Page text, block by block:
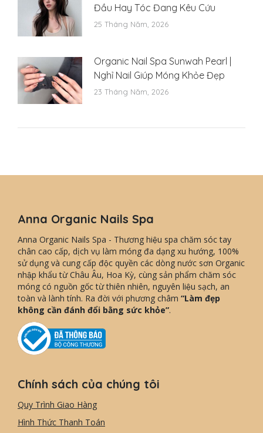
Đầu Hay Tóc Đang Kêu Cứu
25 Tháng Năm, 2026
Organic Nail Spa Sunwah Pearl |
Nghỉ Nail Giúp Móng Khỏe Đẹp
23 Tháng Năm, 2026
Anna Organic Nails Spa
Anna Organic Nails Spa - Thương hiệu spa chăm sóc tay
chân cao cấp, dịch vụ làm móng đa dạng xu hướng, 100%
sử dụng và cung cấp độc quyền các dòng nước sơn Organic
nhập khẩu từ Châu Âu, Hoa Kỳ, cùng sản phẩm chăm sóc
móng có nguồn gốc từ thiên nhiên, nguyên liệu sạch, an
toàn và lành tính. Ra đời với phương châm “Làm đẹp
không cần đánh đổi bằng sức khỏe”.
Chính sách của chúng tôi
Quy Trình Giao Hàng
Hình Thức Thanh Toán